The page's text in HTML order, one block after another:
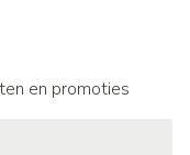
en promoties